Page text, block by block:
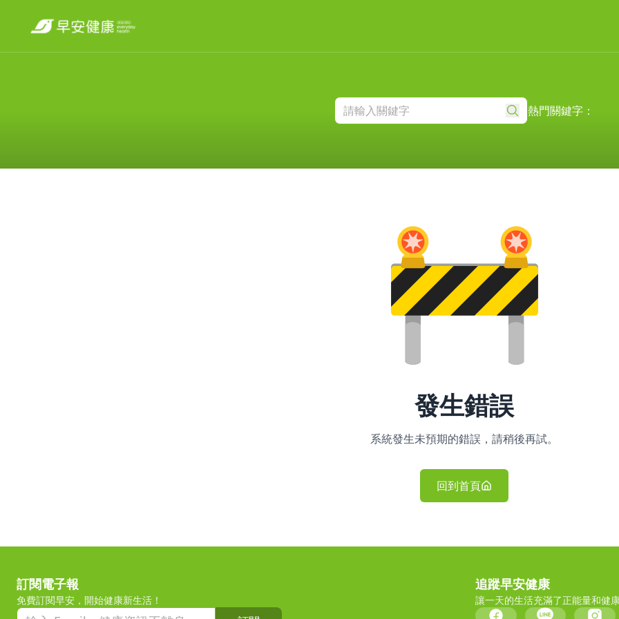
熱門關鍵字：
發生錯誤
系統發生未預期的錯誤，請稍後再試。
回到首頁
訂閱電子報
免費訂閱早安，開始健康新生活！
追蹤早安健康
讓一天的生活充滿了正能量和健